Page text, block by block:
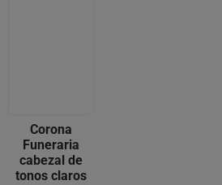
Corona
Funeraria
cabezal de
tonos claros